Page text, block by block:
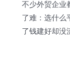
不少外贸企业
了难：选什么
了钱建好却没